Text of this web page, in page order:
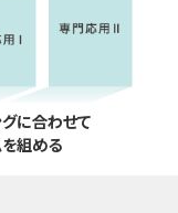
に合わせて
組める